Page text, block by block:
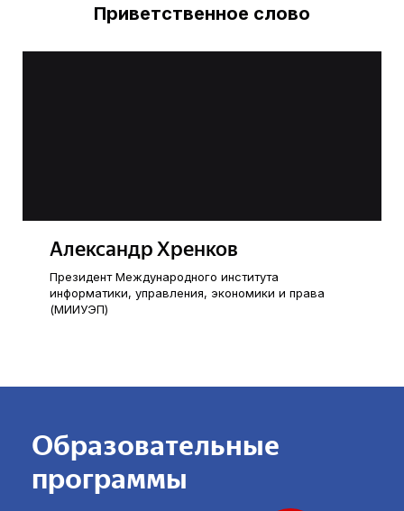
Приветственное слово
Александр Хренков
Президент Международного института
информатики, управления, экономики и права
(МИИУЭП)
Образовательные
программы